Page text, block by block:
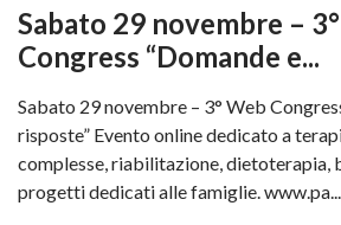
Sabato 29 novembre –
Congress “Domande e...
Sabato 29 novembre – 3° Web
risposte” Evento online dedicato a
complesse, riabilitazione, dietoterapia,
progetti dedicati alle famiglie. www.pa...